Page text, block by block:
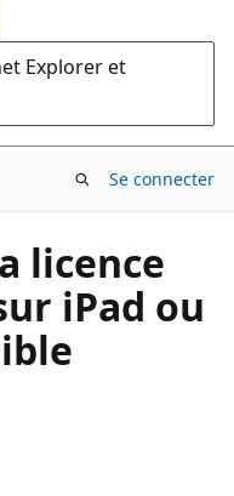
Explorer et
Se connecter
licence
iPad ou